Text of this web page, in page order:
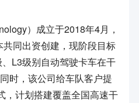
）成立于2018年4月，
同出资创建，现阶段目标
L3级别自动驾驶卡车在干
时，该公司给车队客户提
，计划搭建覆盖全国高速干